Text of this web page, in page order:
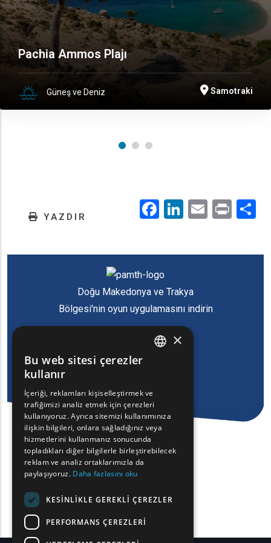
Pachia Ammos Plajı
Güneş ve Deniz Samotraki
YAZDIR Facebook
LinkedIn
EmailPrint
Doğu Makedonya ve Trakya
Bölgesi'nin oyun uygulamasını indirin
FRENCH
BULGARIAN
GERMAN
×
Bu web sitesi çerezler
kullanır
İçeriği, reklamları kişiselleştirmek ve
trafiğimizi analiz etmek için çerezleri
kullanıyoruz. Ayrıca sitemizi kullanımınıza
ilişkin bilgileri, onlara sağladığınız veya
hizmetlerini kullanmanız sonucunda
topladıkları diğer bilgilerle birleştirebilecek
reklam ve analiz ortaklarımızla da
paylaşıyoruz. Daha fazlasını oku
KESINLIKLE GEREKLI ÇEREZLER
PERFORMANS ÇEREZLERI